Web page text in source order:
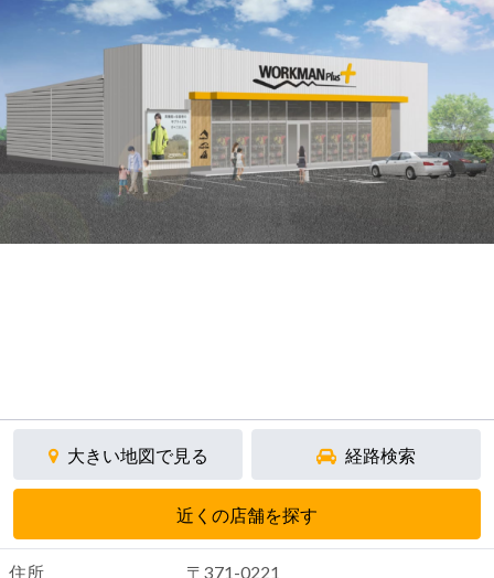
大きい地図で見る 経路検索
近くの店舗を探す
住所
〒371-0221